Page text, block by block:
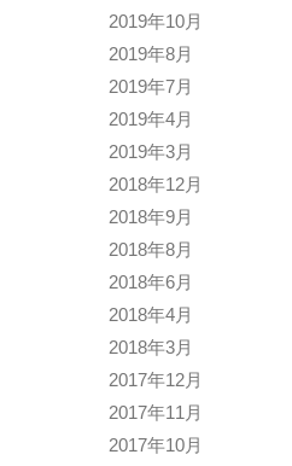
2019年10月
2019年8月
2019年7月
2019年4月
2019年3月
2018年12月
2018年9月
2018年8月
2018年6月
2018年4月
2018年3月
2017年12月
2017年11月
2017年10月